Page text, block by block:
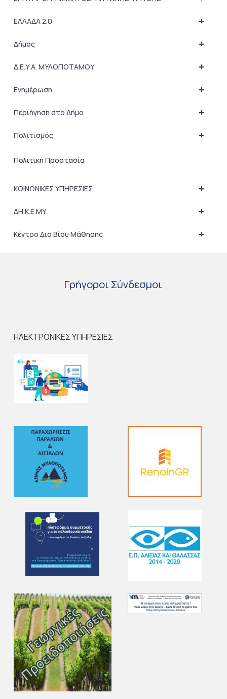
+
ΕΛΛΑΔΑ 2.0
+
Δήμος
+
Δ.Ε.Υ.Α. ΜΥΛΟΠΟΤΑΜΟΥ
+
Ενημέρωση
+
Περιήγηση στο Δήμο
+
Πολιτισμός
Πολιτική Προστασία
+
ΚΟΙΝΩΝΙΚΕΣ ΥΠΗΡΕΣΙΕΣ
+
ΔΗ.Κ.Ε.ΜΥ.
+
Κέντρο Δια Βίου Μάθησης
Γρήγοροι Σύνδεσμοι
ΗΛΕΚΤΡΟΝΙΚΕΣ ΥΠΗΡΕΣΙΕΣ